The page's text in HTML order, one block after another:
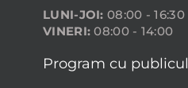
LUNI-JOI: 08:00 - 16:30
VINERI: 08:00 - 14:00
Program cu publicul